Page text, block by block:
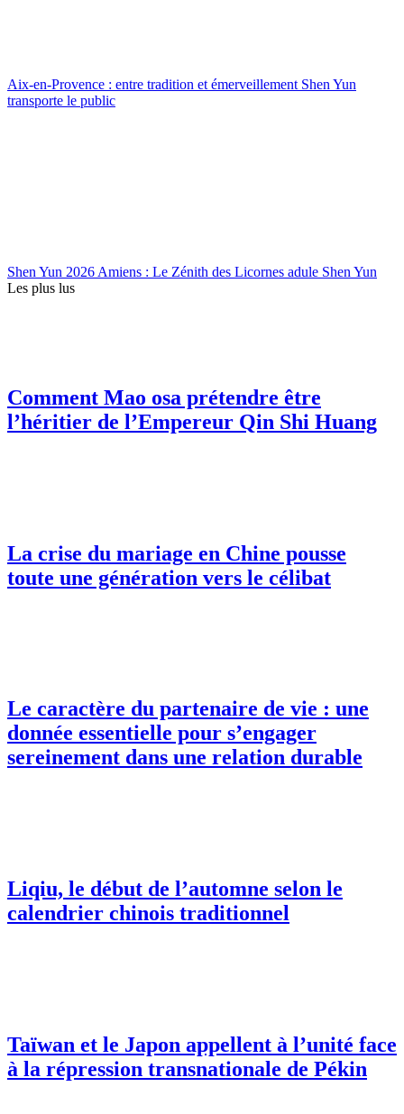
Aix-en-Provence : entre tradition et émerveillement Shen Yun
transporte le public
Shen Yun 2026 Amiens : Le Zénith des Licornes adule Shen Yun
Les plus lus
Comment Mao osa prétendre être
l’héritier de l’Empereur Qin Shi Huang
La crise du mariage en Chine pousse
toute une génération vers le célibat
Le caractère du partenaire de vie : une
donnée essentielle pour s’engager
sereinement dans une relation durable
Liqiu, le début de l’automne selon le
calendrier chinois traditionnel
Taïwan et le Japon appellent à l’unité face
à la répression transnationale de Pékin